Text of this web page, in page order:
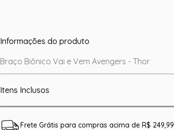
Informações do produto
Braço Biônico Vai e Vem Avengers - Thor
Itens Inclusos
Frete Grátis para compras acima de R$ 249,99